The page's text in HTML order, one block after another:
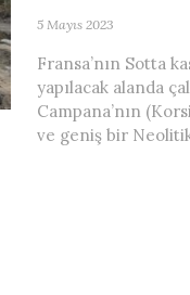
5 Mayıs 2023
Fransa’nın Sotta
yapılacak alanda
Campana’nın
ve geniş bir